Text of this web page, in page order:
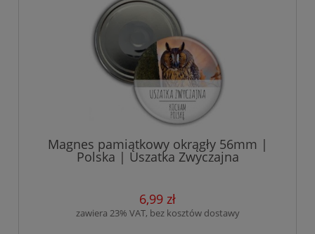
Magnes pamiątkowy okrągły 56mm |
Polska | Uszatka Zwyczajna
6,99 zł
zawiera 23% VAT, bez kosztów dostawy